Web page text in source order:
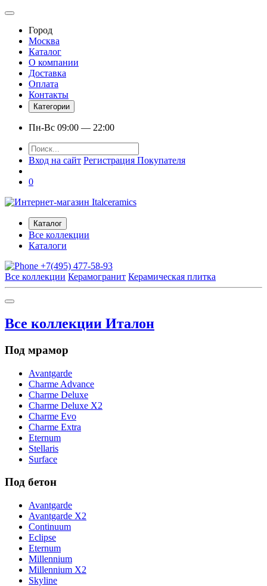
Город
Москва
Каталог
О компании
Доставка
Оплата
Контакты
Категории
Пн-Вс 09:00 — 22:00
Вход на сайт Регистрация Покупателя
0
Каталог
Все коллекции
Каталоги
+7(495) 477-58-93
Все коллекции Керамогранит Керамическая плитка
Все коллекции Италон
Под мрамор
Avantgarde
Charme Advance
Charme Deluxe
Charme Deluxe X2
Charme Evo
Charme Extra
Eternum
Stellaris
Surface
Под бетон
Avantgarde
Avantgarde X2
Continuum
Eclipse
Eternum
Millennium
Millennium X2
Skyline